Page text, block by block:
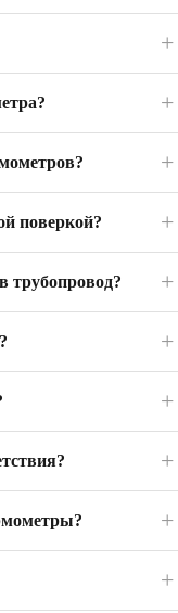
поверкой?
трубопровод?